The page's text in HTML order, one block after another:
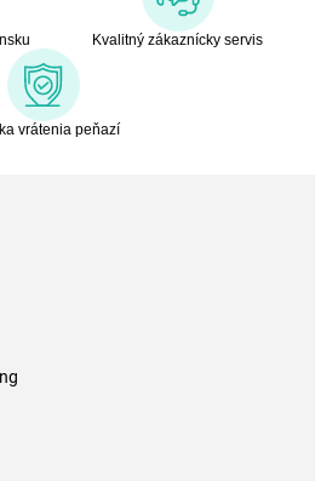
Kvalitný zákaznícky servis
vrátenia peňazí